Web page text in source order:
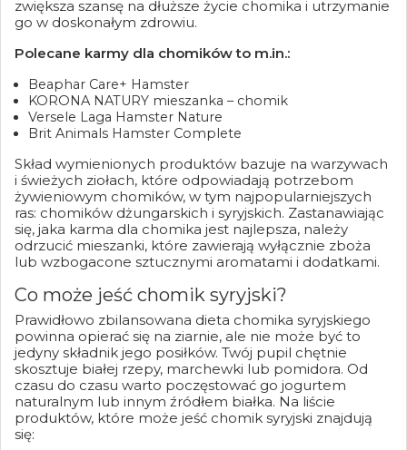
zwiększa szansę na dłuższe życie chomika i utrzymanie
go w doskonałym zdrowiu.
Polecane karmy dla chomików to m.in.:
Beaphar Care+ Hamster
KORONA NATURY mieszanka – chomik
Versele Laga Hamster Nature
Brit Animals Hamster Complete
Skład wymienionych produktów bazuje na warzywach
i świeżych ziołach, które odpowiadają potrzebom
żywieniowym chomików, w tym najpopularniejszych
ras: chomików dżungarskich i syryjskich. Zastanawiając
się, jaka karma dla chomika jest najlepsza, należy
odrzucić mieszanki, które zawierają wyłącznie zboża
lub wzbogacone sztucznymi aromatami i dodatkami.
Co może jeść chomik syryjski?
Prawidłowo zbilansowana dieta chomika syryjskiego
powinna opierać się na ziarnie, ale nie może być to
jedyny składnik jego posiłków. Twój pupil chętnie
skosztuje białej rzepy, marchewki lub pomidora. Od
czasu do czasu warto poczęstować go jogurtem
naturalnym lub innym źródłem białka. Na liście
produktów, które może jeść chomik syryjski znajdują
się: